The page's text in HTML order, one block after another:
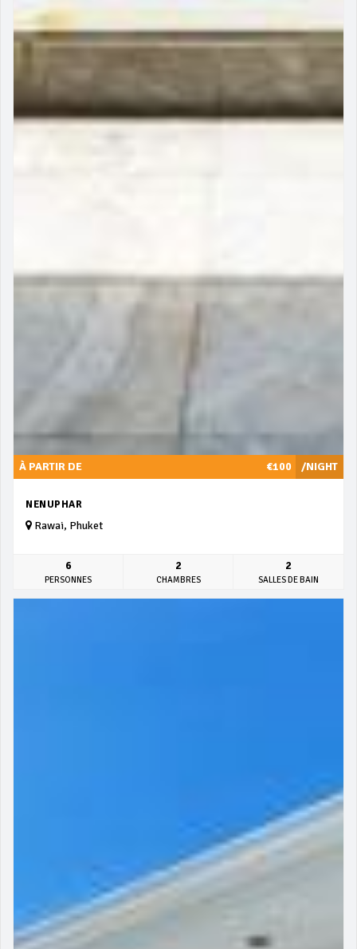
/NIGHT
À PARTIR DE €100
NENUPHAR
Rawai, Phuket
6
PERSONNES
2
CHAMBRES
2
SALLES DE BAIN